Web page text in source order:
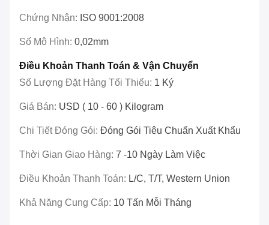
Chứng Nhận: ISO 9001:2008
Số Mô Hình: 0,02mm
Điều Khoản Thanh Toán & Vận Chuyển
Số Lượng Đặt Hàng Tối Thiểu: 1 Ký
Giá Bán: USD ( 10 - 60 ) Kilogram
Chi Tiết Đóng Gói: Đóng Gói Tiêu Chuẩn Xuất Khẩu
Thời Gian Giao Hàng: 7 -10 Ngày Làm Việc
Điều Khoản Thanh Toán: L/c, T/T, Western Union
Khả Năng Cung Cấp: 10 Tấn Mỗi Tháng